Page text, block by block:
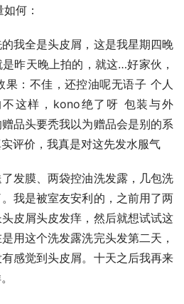
何：
我全是头皮屑，这是我星期四晚
昨天晚上拍的，就这…好家伙，
：不佳，还控油呢无语子 个人
这样，kono绝了呀 包装与外
品头要秃我以为赠品会是别的系
评价，我真是对这先发水服气
发膜、两袋控油洗发露，几包洗
我是被室友安利的，之前用了两
皮屑头皮发痒，然后就想试试这
用这个洗发露洗完头发第二天，
感觉到头皮屑。十天之后我再来